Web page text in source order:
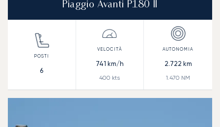
Piaggio Avanti P180 II
6
741 km/h
400 kts
2.722 km
1.470 NM